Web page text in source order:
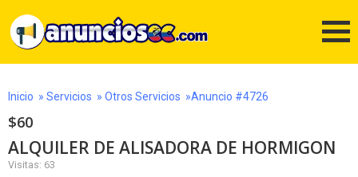
Inicio » Servicios » Otros Servicios »Anuncio #4726
$60
ALQUILER DE ALISADORA DE HORMIGON
Visitas: 63